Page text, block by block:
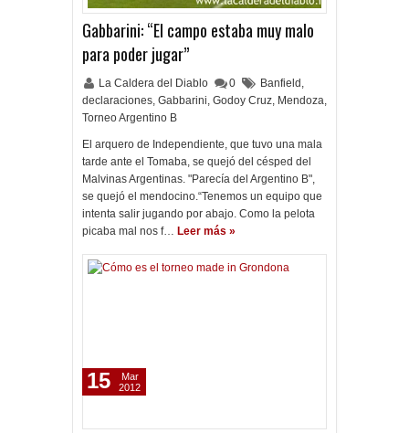
Gabbarini: “El campo estaba muy malo
para poder jugar”
La Caldera del Diablo 0 Banfield ,
declaraciones, Gabbarini, Godoy Cruz, Mendoza,
Torneo Argentino B
El arquero de Independiente, que tuvo una mala
tarde ante el Tomaba, se quejó del césped del
Malvinas Argentinas. "Parecía del Argentino B",
se quejó el mendocino.“Tenemos un equipo que
intenta salir jugando por abajo. Como la pelota
picaba mal nos f… Leer más »
15
Mar
2012